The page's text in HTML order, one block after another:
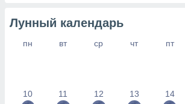
Лунный календарь
пн вт ср чт пт
10 11 12 13 14